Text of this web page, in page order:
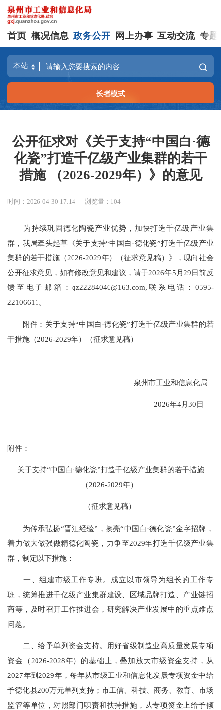
首页 概况信息 政务公开 网上办事 互动交流 专题
长者模式
公开征求对《关于支持“中国白·德
化瓷”打造千亿级产业集群的若干
措施 （2026-2029年）》的意见
时间：2026-04-30 17:14 浏览量： 104
为持续巩固德化陶瓷产业优势，加快打造千亿级产业集
群，我局牵头起草《关于支持“中国白·德化瓷”打造千亿级产业
集群的若干措施（2026-2029年）（征求意见稿）》，现向社会
公开征求意见，如有修改意见和建议，请于2026年5月29日前反
馈至电子邮箱：qz22284040@163.com,联系电话：0595-
22106611。
附件：关于支持“中国白·德化瓷”打造千亿级产业集群的若
干措施（2026-2029年）（征求意见稿）
泉州市工业和信息化局
2026年4月30日
附件：
关于支持“中国白·德化瓷”打造千亿级产业集群的若干措施
（2026-2029年）
（征求意见稿）
为传承弘扬“晋江经验”，擦亮“中国白·德化瓷”金字招牌，
着力做大做强做精德化陶瓷，力争至2029年打造千亿级产业集
群，制定以下措施：
一、组建市级工作专班。成立以市领导为组长的工作专
班，统筹推进千亿级产业集群建设、区域品牌打造、产业链招
商等，及时召开工作推进会，研究解决产业发展中的重点难点
问题。
二、给予单列资金支持。用好省级制造业高质量发展专项
资金（2026-2028年）的基础上，叠加放大市级资金支持，从
2027年到2029年，每年从市级工业和信息化发展专项资金中给
予德化县200万元单列支持；市工信、科技、商务、教育、市场
监管等单位，对照部门职责和扶持措施，从专项资金上给予倾